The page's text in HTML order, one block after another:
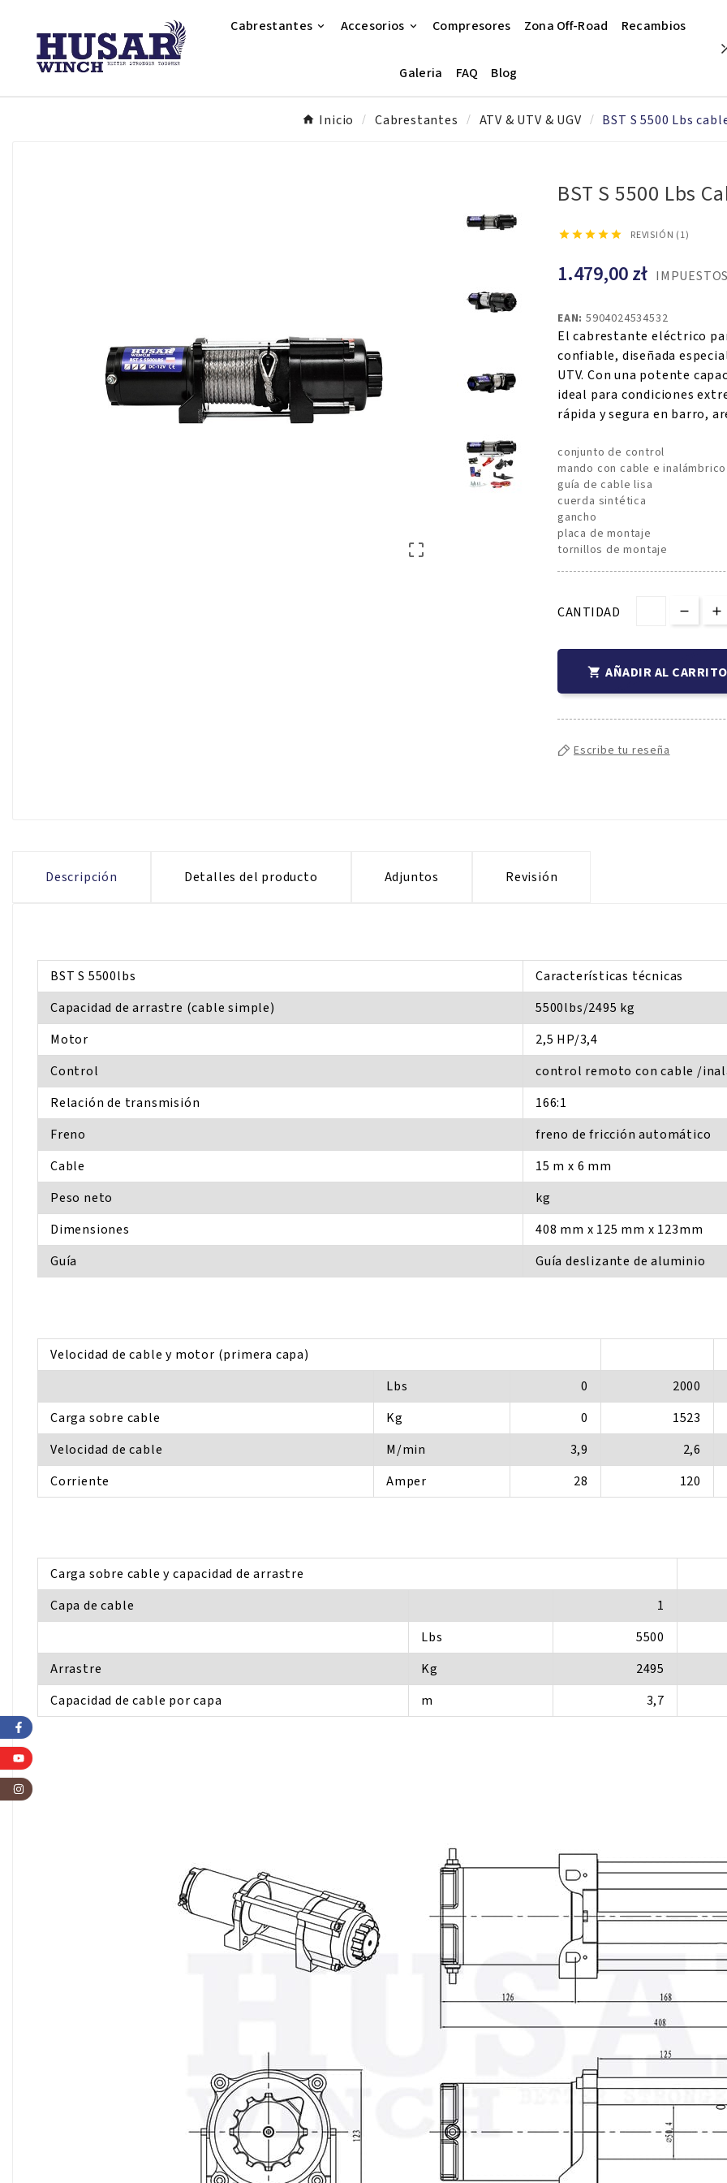
Cabrestantes Accesorios Compresores Zona Off-Road Recambios
Galeria FAQ Blog
Inicio Cabrestantes ATV & UTV & UGV BST S 5500 Lbs

BST S 5500 Lbs
     REVISIÓN (1)
1.479,00 zł
EAN: 5904024534532
El cabrestante eléctrico
confiable, diseñada
UTV. Con una potente
ideal para condiciones
rápida y segura en barro,
conjunto de control
mando con cable e inalámbrico
guía de cable lisa
cuerda sintética
gancho
placa de montaje
tornillos de montaje
CANTIDAD
 AÑADIR AL CARRITO
Escribe tu reseña
Descripción Detalles del producto Adjuntos Revisión
BST S 5500lbs
Características técnicas
Capacidad de arrastre (cable simple)
5500lbs/2495 kg
Motor
2,5 HP/3,4
Control
control remoto con cable /
Relación de transmisión
166:1
Freno
freno de fricción automático
Cable
15 m x 6 mm
Peso neto
kg
Dimensiones
408 mm x 125 mm x 123mm
Guía
Guía deslizante de aluminio
Velocidad de cable y motor (primera capa)
Lbs
0 2000
Carga sobre cable
Kg 0 1523
Velocidad de cable
M/min 3,9 2,6
Corriente
Amper 28 120
Carga sobre cable y capacidad de arrastre
Capa de cable
1
Lbs
5500
Arrastre
Kg 2495
Capacidad de cable por capa
m 3,7